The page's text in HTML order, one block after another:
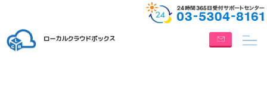
ローカルクラウドボックス